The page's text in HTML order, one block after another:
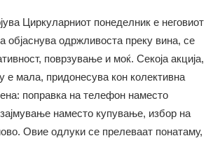
Циркуларниот понеделник е неговиот
објаснува одржливоста преку вина, се
поврзување и моќ. Секоја акција,
е мала, придонесува кон колективна
поправка на телефон наместо
наместо купување, избор на
Овие одлуки се прелеваат понатаму,